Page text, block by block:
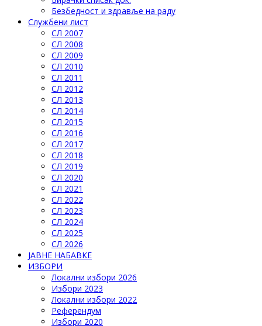
Безбедност и здравље на раду
Службени лист
СЛ 2007
СЛ 2008
СЛ 2009
СЛ 2010
СЛ 2011
СЛ 2012
СЛ 2013
СЛ 2014
СЛ 2015
СЛ 2016
СЛ 2017
СЛ 2018
СЛ 2019
СЛ 2020
СЛ 2021
СЛ 2022
СЛ 2023
СЛ 2024
СЛ 2025
СЛ 2026
ЈАВНЕ НАБАВКЕ
ИЗБОРИ
Локални избори 2026
Избори 2023
Локални избори 2022
Референдум
Избори 2020